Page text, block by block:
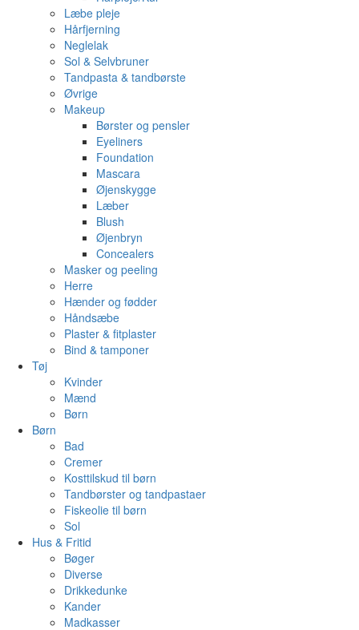
Læbe pleje
Hårfjerning
Neglelak
Sol & Selvbruner
Tandpasta & tandbørste
Øvrige
Makeup
Børster og pensler
Eyeliners
Foundation
Mascara
Øjenskygge
Læber
Blush
Øjenbryn
Concealers
Masker og peeling
Herre
Hænder og fødder
Håndsæbe
Plaster & fitplaster
Bind & tamponer
Tøj
Kvinder
Mænd
Børn
Børn
Bad
Cremer
Kosttilskud til børn
Tandbørster og tandpastaer
Fiskeolie til børn
Sol
Hus & Fritid
Bøger
Diverse
Drikkedunke
Kander
Madkasser